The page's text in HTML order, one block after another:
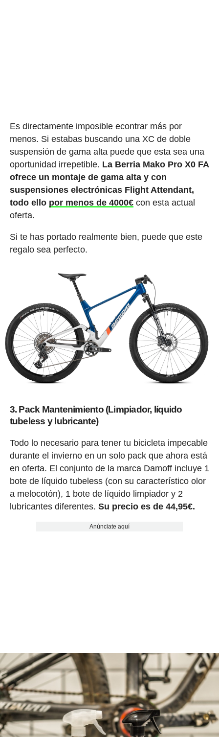
Es directamente imposible econtrar más por
menos. Si estabas buscando una XC de doble
suspensión de gama alta puede que esta sea una
oportunidad irrepetible. La Berria Mako Pro X0 FA
ofrece un montaje de gama alta y con
suspensiones electrónicas Flight Attendant,
todo ello por menos de 4000€ con esta actual
oferta.
Si te has portado realmente bien, puede que este
regalo sea perfecto.
3. Pack Mantenimiento (Limpiador, líquido
tubeless y lubricante)
Todo lo necesario para tener tu bicicleta impecable
durante el invierno en un solo pack que ahora está
en oferta. El conjunto de la marca Damoff incluye 1
bote de líquido tubeless (con su característico olor
a melocotón), 1 bote de líquido limpiador y 2
lubricantes diferentes. Su precio es de 44,95€.
Anúnciate aquí